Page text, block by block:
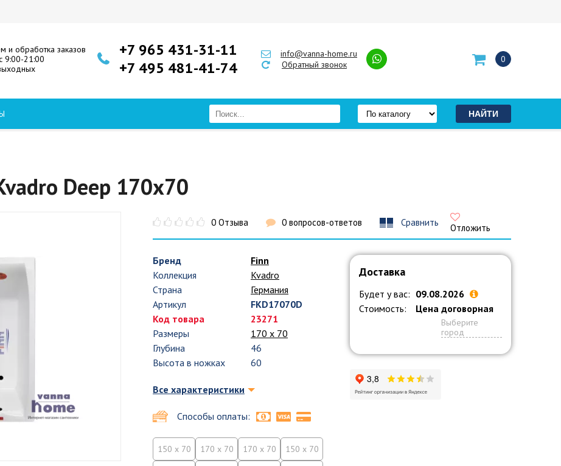
и обработка заказов
9:00-21:00
+7 965 431-31-11
+7 495 481-41-74
info@vanna-home.ru
Обратный звонок
0
Deep 170x70
0 Отзыва 0 вопросов-ответов Сравнить Отложить
Бренд
Finn
Коллекция
Kvadro
Страна
Германия
Артикул
FKD17070D
Код товара
23271
Размеры
170 х 70
Глубина
46
Высота в ножках
60
Все характеристики
Способы оплаты:
150 x 70 170 x 70 170 x 70 150 x 70
Доставка
Будет у вас: 09.08.2026
Стоимость:
Цена договорная
Выберите
город